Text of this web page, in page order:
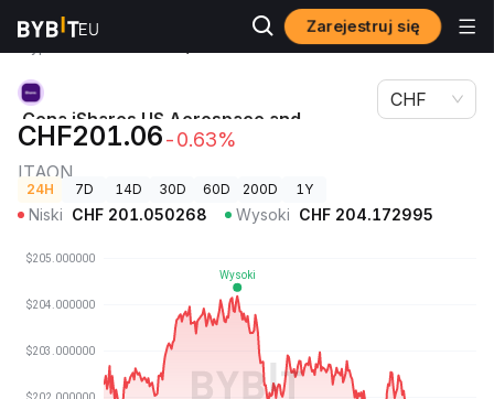
Zarejestruj się
Ceny
Cena iShares US Aerospace and Defense ETF (Ondo
Cena iShares US Aerospace and
Defense ETF (Ondo Tokenized)
ITAON
CHF201.06-0.63%
CHF
24H 7D 14D 30D 60D 200D 1Y
Niski CHF 201.050268 Wysoki CHF 204.172995